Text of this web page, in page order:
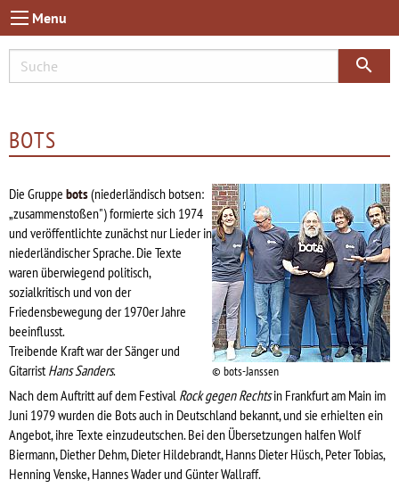
Menu
search
BOTS
© bots-Janssen
Die Gruppe bots(niederländisch botsen:
„zusammenstoßen") formierte sich 1974
und veröffentlichte zunächst nur Lieder in
niederländischer Sprache. Die Texte
waren überwiegend politisch,
sozialkritisch und von der
Friedensbewegung der 1970er Jahre
beeinflusst.
Treibende Kraft war der Sänger und
Gitarrist Hans Sanders.
Nach dem Auftritt auf dem Festival Rock gegen Rechtsin Frankfurt am Main im
Juni 1979 wurden die Bots auch in Deutschland bekannt, und sie erhielten ein
Angebot, ihre Texte einzudeutschen. Bei den Übersetzungen halfen Wolf
Biermann, Diether Dehm, Dieter Hildebrandt, Hanns Dieter Hüsch, Peter Tobias,
Henning Venske, Hannes Wader und Günter Wallraff.